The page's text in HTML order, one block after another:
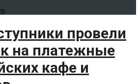
провели
на платежные
кафе и